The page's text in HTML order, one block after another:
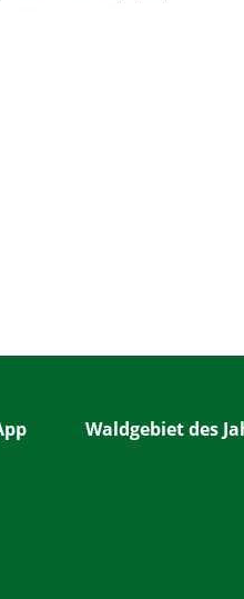
Waldgebiet des